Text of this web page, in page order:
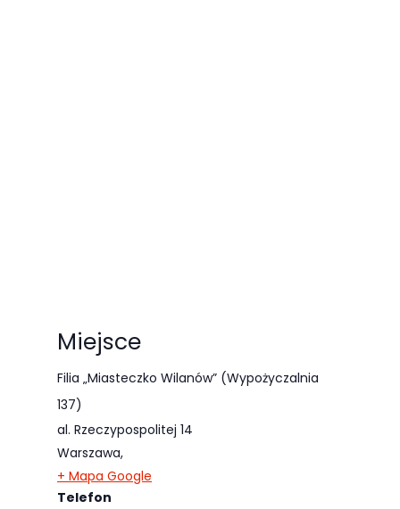
Miejsce
Filia „Miasteczko Wilanów” (Wypożyczalnia
137)
al. Rzeczypospolitej 14
Warszawa,
+ Mapa Google
Telefon
Jeśli odrzucisz
te pliki cookie,
niektóre funkcje
znikną ze strony
internetowej.
Marketing